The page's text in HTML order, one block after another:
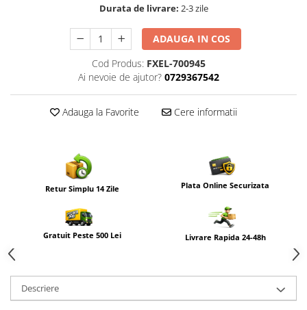
Durata de livrare: 2-3 zile
ADAUGA IN COS
Cod Produs: FXEL-700945
Ai nevoie de ajutor? 0729367542
Adauga la Favorite Cere informatii
Retur Simplu 14 Zile Plata Online Securizata
Gratuit Peste 500 Lei Livrare Rapida 24-48h
Descriere